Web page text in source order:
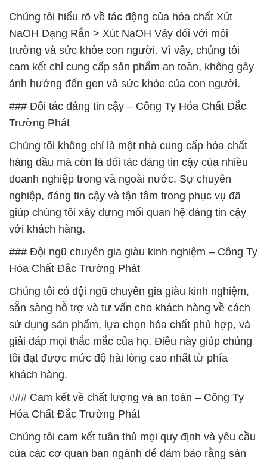
Chúng tôi hiểu rõ về tác động của hóa chất Xút
NaOH Dạng Rắn > Xút NaOH Vảy đối với môi
trường và sức khỏe con người. Vì vậy, chúng tôi
cam kết chỉ cung cấp sản phẩm an toàn, không gây
ảnh hưởng đến gen và sức khỏe của con người.
### Đối tác đáng tin cậy – Công Ty Hóa Chất Đắc
Trường Phát
Chúng tôi không chỉ là một nhà cung cấp hóa chất
hàng đầu mà còn là đối tác đáng tin cậy của nhiều
doanh nghiệp trong và ngoài nước. Sự chuyên
nghiệp, đáng tin cậy và tận tâm trong phục vụ đã
giúp chúng tôi xây dựng mối quan hệ đáng tin cậy
với khách hàng.
### Đội ngũ chuyên gia giàu kinh nghiệm – Công Ty
Hóa Chất Đắc Trường Phát
Chúng tôi có đội ngũ chuyên gia giàu kinh nghiệm,
sẵn sàng hỗ trợ và tư vấn cho khách hàng về cách
sử dụng sản phẩm, lựa chọn hóa chất phù hợp, và
giải đáp mọi thắc mắc của họ. Điều này giúp chúng
tôi đạt được mức độ hài lòng cao nhất từ phía
khách hàng.
### Cam kết về chất lượng và an toàn – Công Ty
Hóa Chất Đắc Trường Phát
Chúng tôi cam kết tuân thủ mọi quy định và yêu cầu
của các cơ quan ban ngành để đảm bảo rằng sản